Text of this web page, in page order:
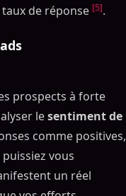
de réponse [5].
prospects à forte
lesentiment de
comme positives,
vous
un réel